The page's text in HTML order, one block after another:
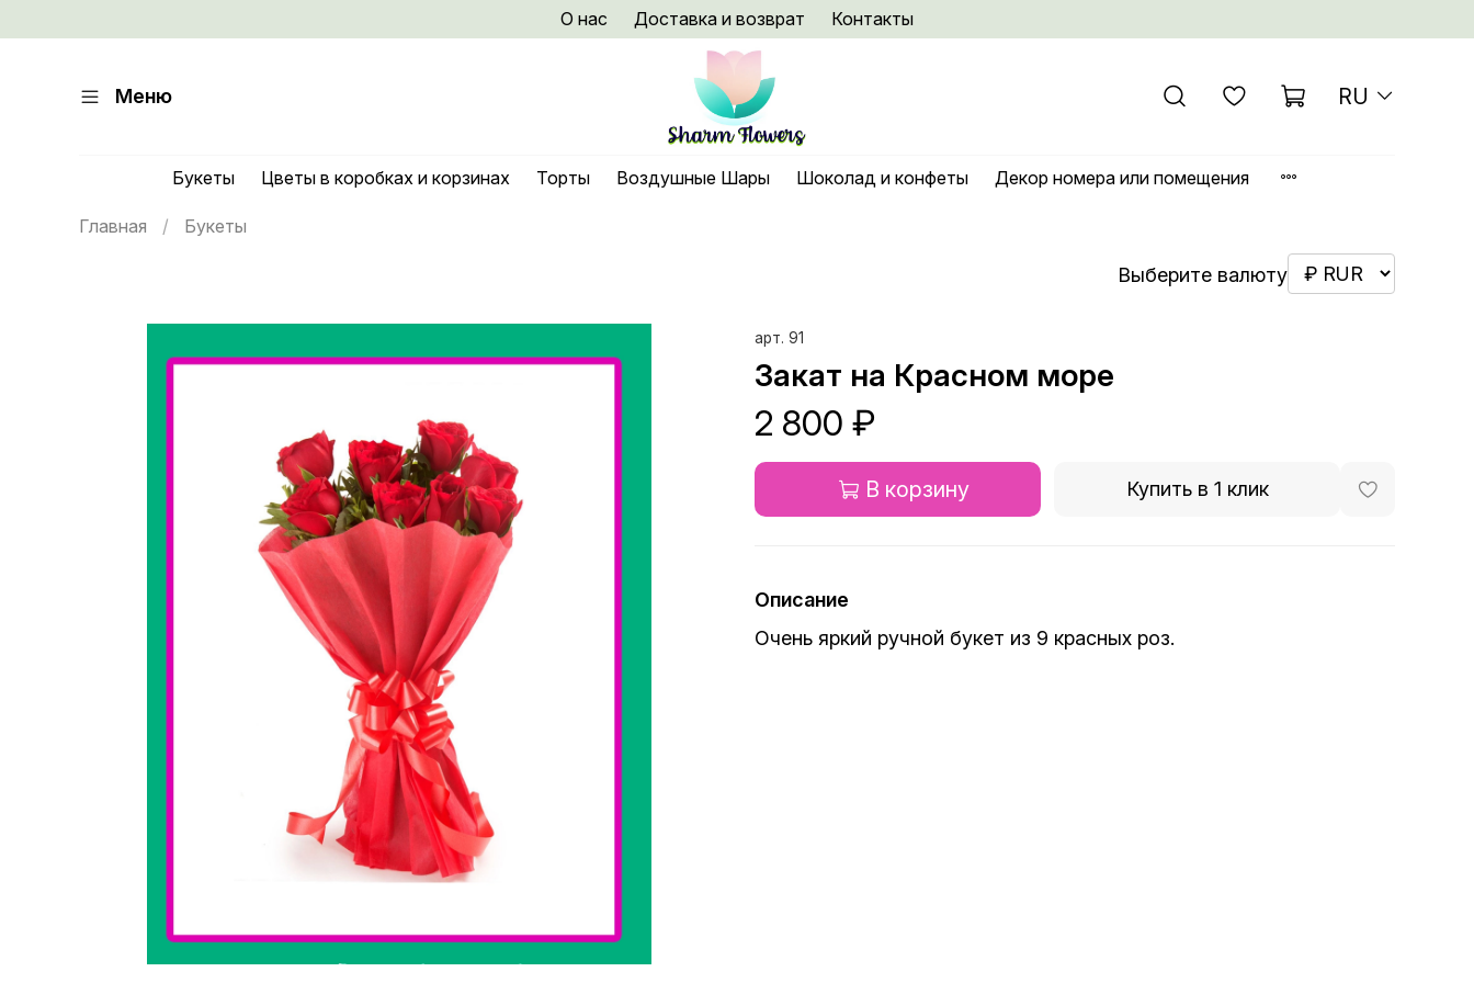
О нас Доставка и возврат Контакты
Меню RU
Букеты Цветы в коробках и корзинах Торты Воздушные Шары Шоколад и конфеты Декор номера или помещения
Главная Букеты
Выберите валюту
арт. 91
Закат на Красном море
2 800 ₽
В корзину Купить в 1 клик
Описание
Очень яркий ручной букет из 9 красных роз.